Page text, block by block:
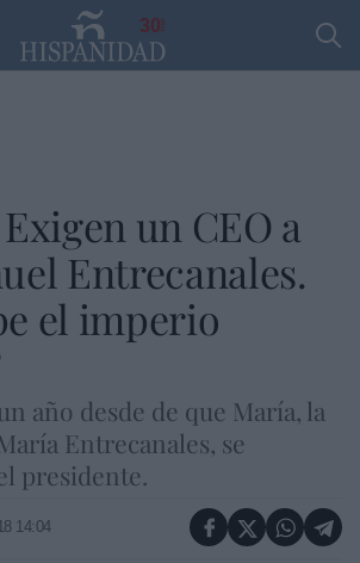
30
un CEO a
Entrecanales.
el imperio
año desde de que María, la
Entrecanales, se
presidente.
14:04